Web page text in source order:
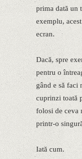
prima dată un
exemplu,
ecran.
Dacă, spre
pentru o
gând e să faci
cuprinzi toată
folosi de ceva
printr-o
Iată cum.